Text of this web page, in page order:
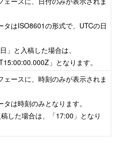
タはISO8601の形式で、UTCの日
」と入稿した場合は、
」となります。
ェースに、時刻のみが表示されま
は時刻のみとなります。
稿した場合は、「17:00」となり